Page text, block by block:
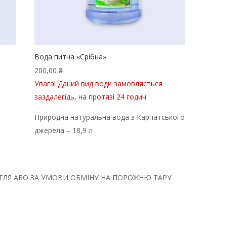
Вода питна «Срібна»
200,00 ₴
Увага! Даний вид води замовляється
заздалегідь, на протязі 24 годин.
Природна натуральна вода з Карпатського
джерела – 18,9 л
АБО ЗА УМОВИ ОБМІНУ НА ПОРОЖНЮ ТАРУ